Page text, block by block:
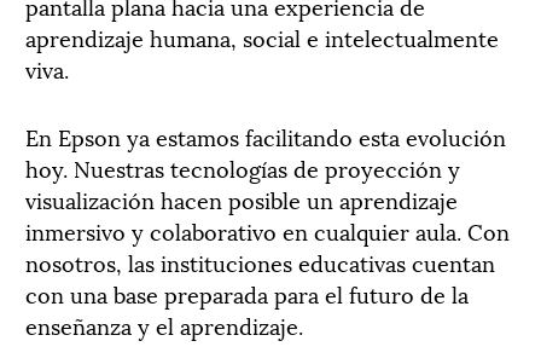
aprendizaje humana, social e intelectualmente
viva.
En Epson ya estamos facilitando esta evolución
hoy. Nuestras tecnologías de proyección y
visualización hacen posible un aprendizaje
inmersivo y colaborativo en cualquier aula. Con
nosotros, las instituciones educativas cuentan
con una base preparada para el futuro de la
enseñanza y el aprendizaje.